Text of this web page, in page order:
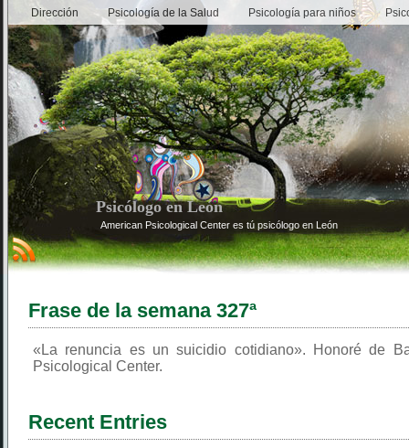
Dirección Psicología de la Salud Psicología para niños
Psicólogo en León
American Psicological Center es tú psicólogo en León
Frase de la semana 327ª
«La renuncia es un suicidio cotidiano». Honoré de
Psicological Center.
Recent Entries